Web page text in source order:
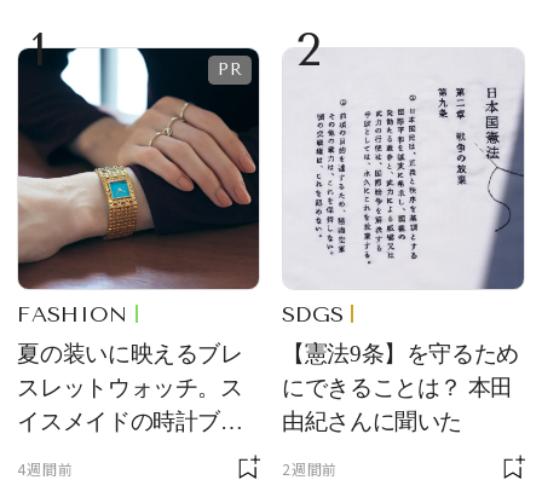
1
FASHION
夏の装いに映えるブレ
スレットウォッチ。ス
イスメイドの時計ブラ
ンド【フレデリック・
4週間前
2
SDGS
【憲法9条】を守るため
にできることは？ 本田
由紀さんに聞いた
2週間前